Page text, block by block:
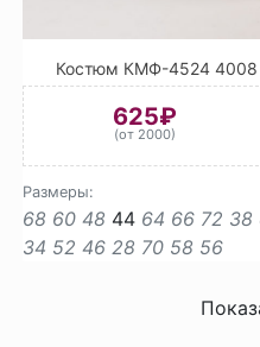
Костюм КМФ-4524 4008
625₽
(от 2000)
Размеры:
68 60 48 44 64 66 72 38
34 52 46 28 70 58 56